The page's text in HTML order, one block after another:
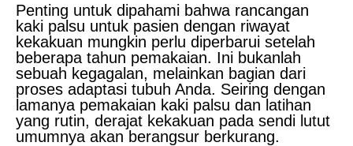
Penting untuk dipahami bahwa rancangan
kaki palsu untuk pasien dengan riwayat
kekakuan mungkin perlu diperbarui setelah
beberapa tahun pemakaian. Ini bukanlah
sebuah kegagalan, melainkan bagian dari
proses adaptasi tubuh Anda. Seiring dengan
lamanya pemakaian kaki palsu dan latihan
yang rutin, derajat kekakuan pada sendi lutut
umumnya akan berangsur berkurang.